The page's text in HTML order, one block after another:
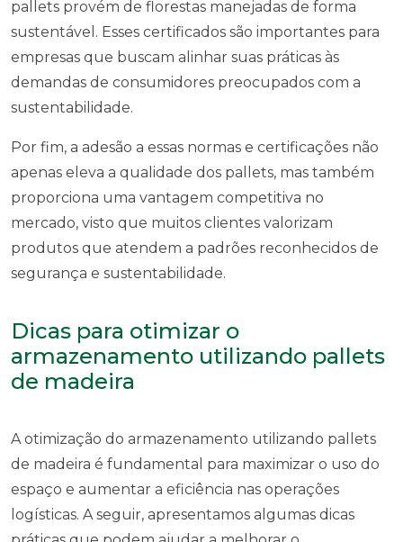
pallets provém de florestas manejadas de forma
sustentável. Esses certificados são importantes para
empresas que buscam alinhar suas práticas às
demandas de consumidores preocupados com a
sustentabilidade.
Por fim, a adesão a essas normas e certificações não
apenas eleva a qualidade dos pallets, mas também
proporciona uma vantagem competitiva no
mercado, visto que muitos clientes valorizam
produtos que atendem a padrões reconhecidos de
segurança e sustentabilidade.
Dicas para otimizar o
armazenamento utilizando pallets
de madeira
A otimização do armazenamento utilizando pallets
de madeira é fundamental para maximizar o uso do
espaço e aumentar a eficiência nas operações
logísticas. A seguir, apresentamos algumas dicas